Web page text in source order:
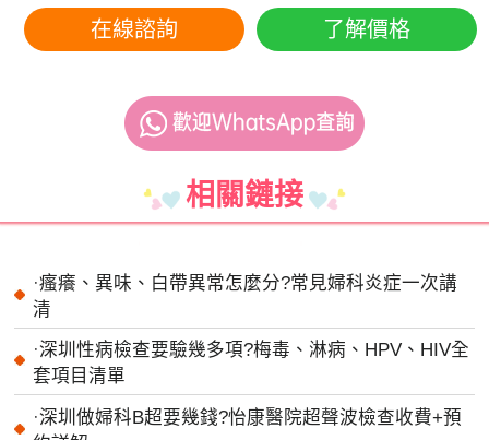
在線諮詢 了解價格
相關鏈接
·瘙癢、異味、白帶異常怎麼分?常見婦科炎症一次講
清
·深圳性病檢查要驗幾多項?梅毒、淋病、HPV、HIV全
套項目清單
·深圳做婦科B超要幾錢?怡康醫院超聲波檢查收費+預